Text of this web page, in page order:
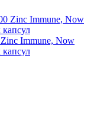
Zinc Immune, Now
капсул